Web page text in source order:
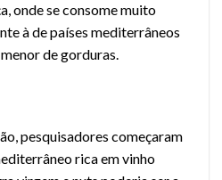
onde se consome muito
à de países mediterrâneos
de gorduras.
pesquisadores começaram
rica em vinho